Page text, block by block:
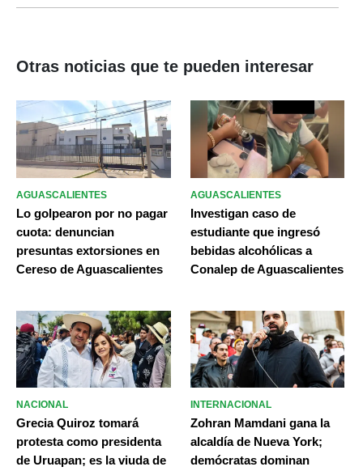
Otras noticias que te pueden interesar
AGUASCALIENTES
Lo golpearon por no pagar
cuota: denuncian
presuntas extorsiones en
Cereso de Aguascalientes
AGUASCALIENTES
Investigan caso de
estudiante que ingresó
bebidas alcohólicas a
Conalep de Aguascalientes
NACIONAL
Grecia Quiroz tomará
protesta como presidenta
de Uruapan; es la viuda de
INTERNACIONAL
Zohran Mamdani gana la
alcaldía de Nueva York;
demócratas dominan